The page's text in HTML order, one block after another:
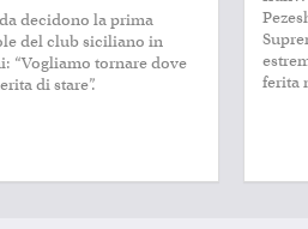
decidono la prima
del club siciliano in
“Vogliamo tornare dove
di stare”.
ferita